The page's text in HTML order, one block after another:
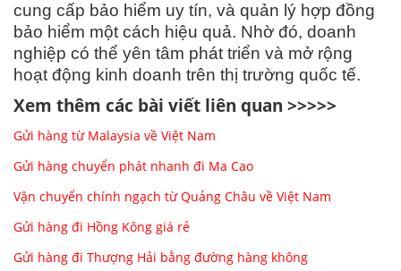
cung cấp bảo hiểm uy tín, và quản lý hợp đồng
bảo hiểm một cách hiệu quả. Nhờ đó, doanh
nghiệp có thể yên tâm phát triển và mở rộng
hoạt động kinh doanh trên thị trường quốc tế.
Xem thêm các bài viết liên quan >>>>>
Gửi hàng từ Malaysia về Việt Nam
Gửi hàng chuyển phát nhanh đi Ma Cao
Vận chuyển chính ngạch từ Quảng Châu về Việt Nam
Gửi hàng đi Hồng Kông giá rẻ
Gửi hàng đi Thượng Hải bằng đường hàng không